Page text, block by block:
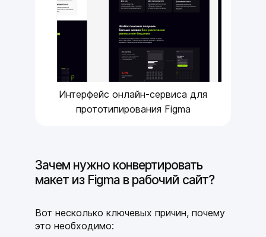
Интерфейс онлайн-сервиса для
прототипирования Figma
Зачем нужно конвертировать
макет из Figma в рабочий сайт?
Вот несколько ключевых причин, почему
это необходимо: